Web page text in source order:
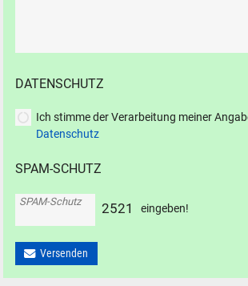
DATENSCHUTZ
Ich stimme der Verarbeitung meiner
Datenschutz
SPAM-SCHUTZ
SPAM-Schutz 2521 eingeben!
Versenden